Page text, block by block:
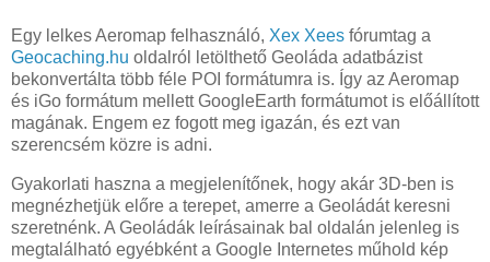
Egy lelkes Aeromap felhasználó, Xex Xees fórumtag a
Geocaching.hu oldalról letölthető Geoláda adatbázist
bekonvertálta több féle POI formátumra is. Így az Aeromap
és iGo formátum mellett GoogleEarth formátumot is előállított
magának. Engem ez fogott meg igazán, és ezt van
szerencsém közre is adni.
Gyakorlati haszna a megjelenítőnek, hogy akár 3D-ben is
megnézhetjük előre a terepet, amerre a Geoládát keresni
szeretnénk. A Geoládák leírásainak bal oldalán jelenleg is
megtalálható egyébként a Google Internetes műhold kép